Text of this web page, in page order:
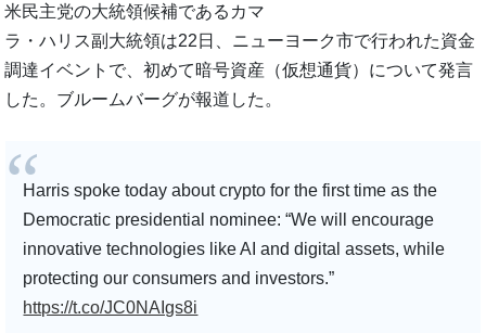
米民主党の大統領候補であるカマ
ラ・ハリス副大統領は22日、ニューヨーク市で行われた資金
調達イベントで、初めて暗号資産（仮想通貨）について発言
した。ブルームバーグが報道した。
Harris spoke today about crypto for the first time as the
Democratic presidential nominee: “We will encourage
innovative technologies like AI and digital assets, while
protecting our consumers and investors.”
https://t.co/JC0NAIgs8i